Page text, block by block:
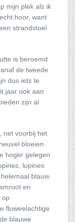
mijn plek als ik
hoor, want
strandstoel
is beroemd
de tweede
dus iets te
jaar ook aan
zijn al
net voorbij het
bloeien
hoger gelegen
lupines
blauw.
en
op
fluweelachtige
blauwe